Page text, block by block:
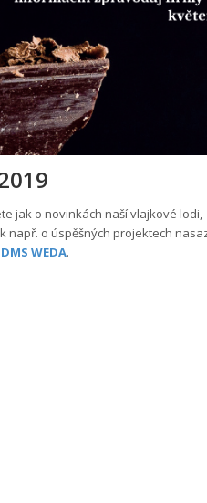
jak o novinkách naší vlajkové lodi,
např. o úspěšných projektech
WEDA.